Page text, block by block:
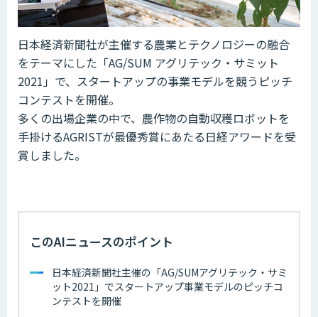
日本経済新聞社が主催する農業とテクノロジーの融合
をテーマにした「AG/SUM アグリテック・サミット
2021」で、スタートアップの事業モデルを競うピッチ
コンテストを開催。
多くの出場企業の中で、農作物の自動収穫ロボットを
手掛けるAGRISTが最優秀賞にあたる日経アワードを受
賞しました。
このAIニュースのポイント
日本経済新聞社主催の「AG/SUMアグリテック・サミ
ット2021」でスタートアップ事業モデルのピッチコ
ンテストを開催